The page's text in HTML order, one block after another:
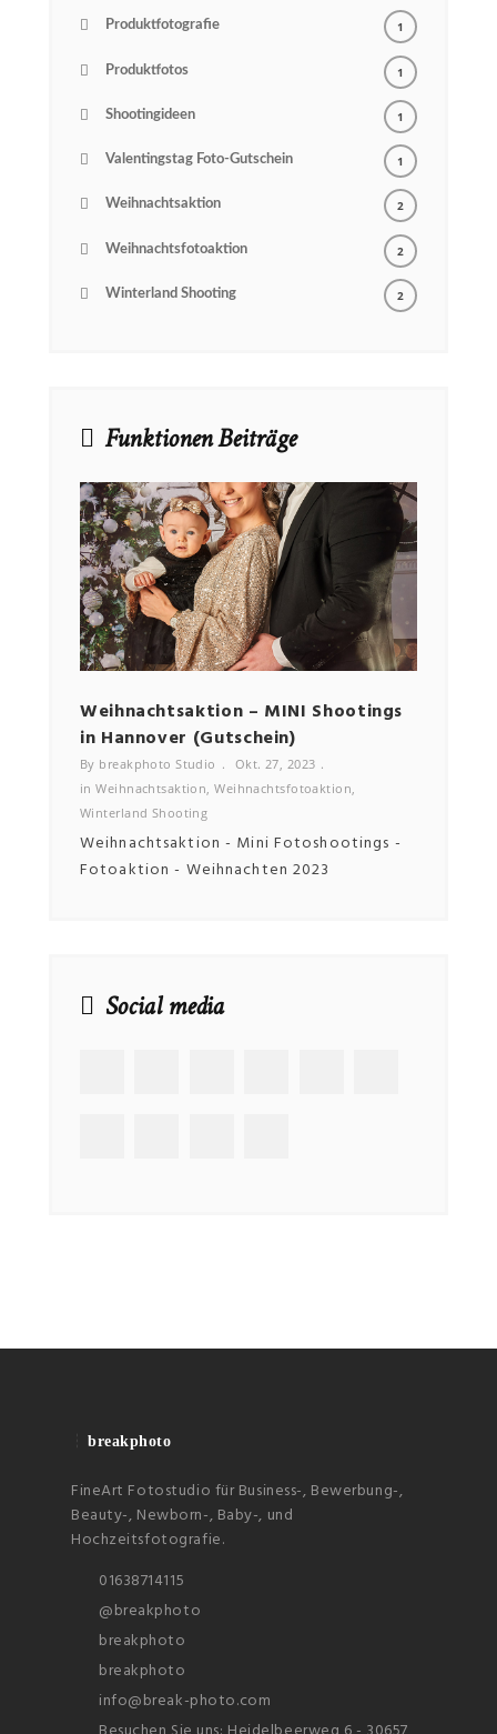
Produktfotografie 1
Produktfotos 1
Shootingideen 1
Valentingstag Foto-Gutschein 1
Weihnachtsaktion 2
Weihnachtsfotoaktion 2
Winterland Shooting 2
Funktionen Beiträge
Weihnachtsaktion – MINI Shootings
in Hannover (Gutschein)
By breakphoto Studio
Okt. 27, 2023
inWeihnachtsaktion,Weihnachtsfotoaktion,
Winterland Shooting
Weihnachtsaktion - Mini Fotoshootings -
Fotoaktion - Weihnachten 2023
Social media
breakphoto
FineArt Fotostudio für Business-, Bewerbung-,
Beauty-, Newborn-, Baby-, und
Hochzeitsfotografie.
01638714115
@breakphoto
breakphoto
breakphoto
info@break-photo.com
NEWSLETTER
Email